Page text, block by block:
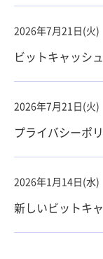
2026年7月21日(火)
ビットキャッシ
2026年7月21日(火)
プライバシーポ
2026年1月14日(水)
新しいビットキ